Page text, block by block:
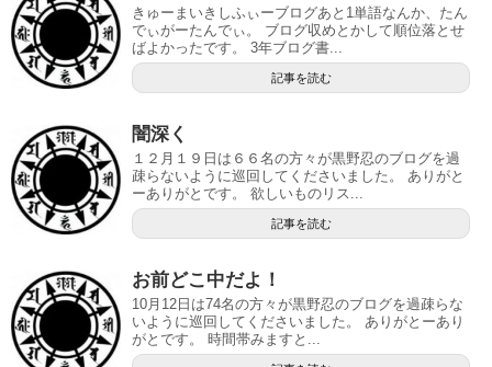
きゅーまいきしふぃーブログあと1単語なんか、たん
でぃがーたんでぃ。 ブログ収めとかして順位落とせ
ばよかったです。 3年ブログ書...
記事を読む
闇深く
１２月１９日は６６名の方々が黒野忍のブログを過
疎らないように巡回してくださいました。 ありがと
ーありがとです。 欲しいものリス...
記事を読む
お前どこ中だよ！
10月12日は74名の方々が黒野忍のブログを過疎らな
いように巡回してくださいました。 ありがとーあり
がとです。 時間帯みますと...